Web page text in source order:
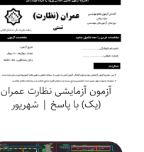
آزمون آزمایشی نظارت عمران
(یک) با پاسخ | شهریور